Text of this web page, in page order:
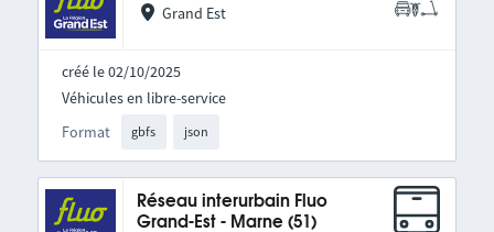
Grand Est
créé le 02/10/2025
Format gbfs json
Véhicules en libre-service
Réseau interurbain Fluo
Grand-Est - Marne (51)